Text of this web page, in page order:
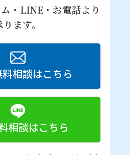
・LINE・お電話より
ます。
相談はこちら
相談はこちら